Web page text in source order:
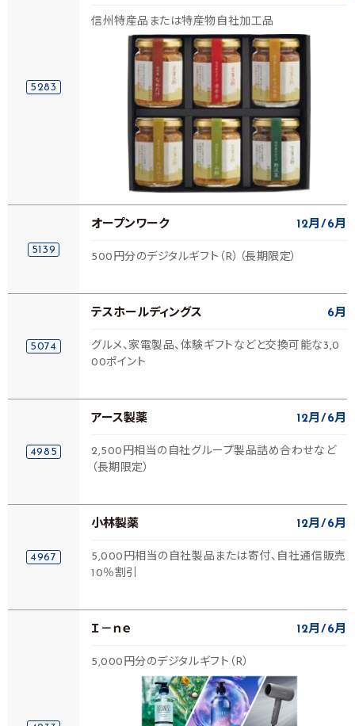
5283
信州特産品または特産物自社加工品
5139
オープンワーク 12月 6月
500円分のデジタルギフト（R）（長期限定）
5074
テスホールディングス 6月
グルメ、家電製品、体験ギフトなどと交換可能な3,0
00ポイント
4985
アース製薬 12月 6月
2,500円相当の自社グループ製品詰め合わせなど
（長期限定）
4967
小林製薬 12月 6月
5,000円相当の自社製品または寄付、自社通信販売
10％割引
Ｉ－ｎｅ 12月 6月
5,000円分のデジタルギフト（R）